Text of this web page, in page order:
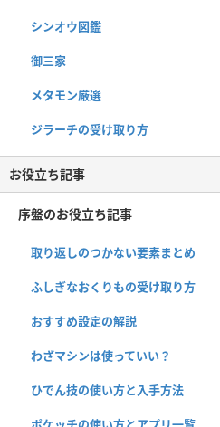
シンオウ図鑑
御三家
メタモン厳選
ジラーチの受け取り方
お役立ち記事
序盤のお役立ち記事
取り返しのつかない要素まとめ
ふしぎなおくりもの受け取り方
おすすめ設定の解説
わざマシンは使っていい？
ひでん技の使い方と入手方法